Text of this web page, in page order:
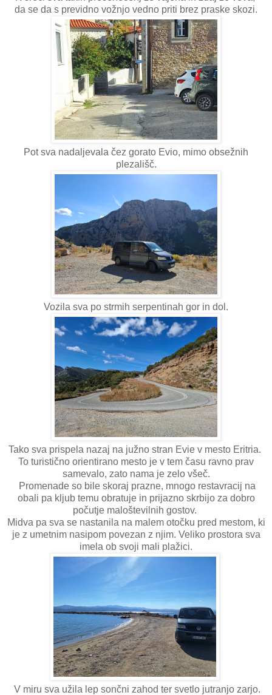
da se da s previdno vožnjo vedno priti brez praske skozi.
Pot sva nadaljevala čez gorato Evio, mimo obsežnih
plezališč.
Vozila sva po strmih serpentinah gor in dol.
Tako sva prispela nazaj na južno stran Evie v mesto Eritria.
To turistično orientirano mesto je v tem času ravno prav
samevalo, zato nama je zelo všeč.
Promenade so bile skoraj prazne, mnogo restavracij na
obali pa kljub temu obratuje in prijazno skrbijo za dobro
počutje maloštevilnih gostov.
Midva pa sva se nastanila na malem otočku pred mestom, ki
je z umetnim nasipom povezan z njim. Veliko prostora sva
imela ob svoji mali plažici.
V miru sva užila lep sončni zahod ter svetlo jutranjo zarjo.